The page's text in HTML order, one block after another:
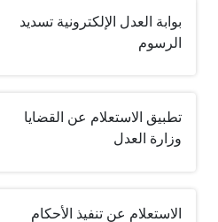
بوابة العدل الإلكترونية تسديد
الرسوم
تطبيق الاستعلام عن القضايا
وزارة العدل
الاستعلام عن تنفيذ الأحكام